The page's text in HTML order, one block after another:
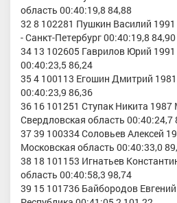
область 00:40:19,8 84,88
32 8 102281 Пушкин Василий 1991
- Санкт-Петербург 00:40:19,8 84,90
34 13 102605 Гаврилов Юрий
00:40:23,5 86,24
35 4 100113 Егошин Дмитрий
00:40:23,9 86,36
36 16 101251 Ступак Никита 1987
Свердловская область 00:40:24,7
37 39 100334 Соловьев Алексей
Московская область 00:40:33,0
38 18 101153 Игнатьев
область 00:40:58,3 98,74
39 15 101736 Байбородов